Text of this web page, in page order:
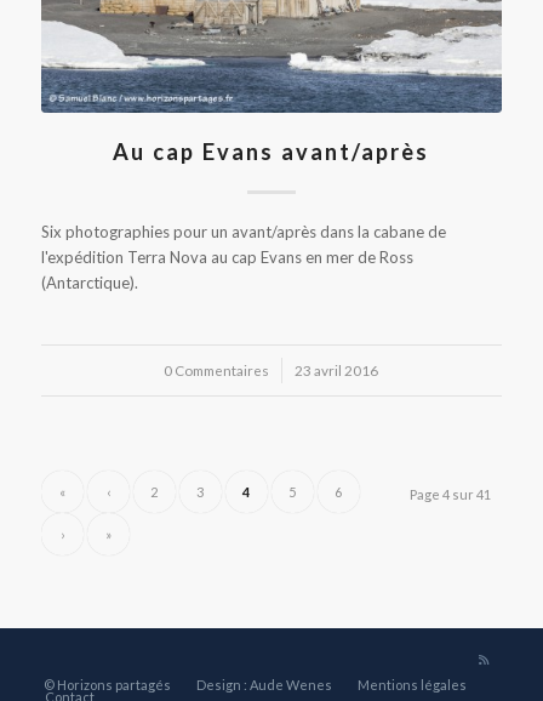
Au cap Evans avant/après
Six photographies pour un avant/après dans la cabane de
l'expédition Terra Nova au cap Evans en mer de Ross
(Antarctique).
0 Commentaires
/ 23 avril 2016
Page 4 sur 41
« ‹ 2 3 4 5 6
› »
© Horizons partagés Design : Aude Wenes Mentions légales
Contact